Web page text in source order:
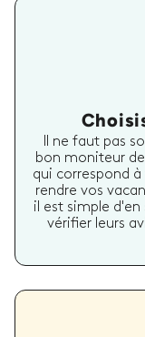
Il ne faut pas
bon moniteur
qui correspond
rendre vos
il est simple d'en
vérifier leurs